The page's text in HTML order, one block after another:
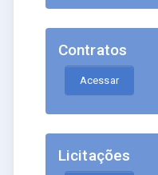
Contratos
Acessar
Licitações